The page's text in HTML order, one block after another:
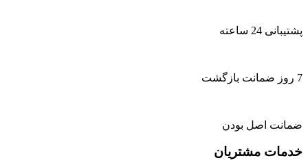
پشتیبانی 24 ساعته
7 روز ضمانت بازگشت
ضمانت اصل بودن
خدمات مشتریان